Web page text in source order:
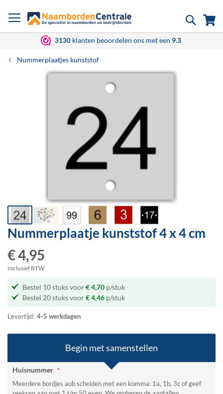
naar
Zoek
3130 klanten beoordelen ons met een 9.3
Nummerplaatjes kunststof
Ga
naar
het
begin
van
afbeeldingen-
Nummerplaatje kunststof4 x 4 cm
€ 4,95
Inclusief BTW
Bestel 10 stuks voor€ 4,70 p/stuk
Bestel 20 stuks voor€ 4,46 p/stuk
Levertijd: 4-5 werkdagen
Begin met samenstellen
Huisnummer
Meerdere bordjes aub scheiden met een komma: 1a, 1b, 3c of geef